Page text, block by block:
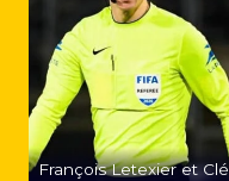
François Letexier et